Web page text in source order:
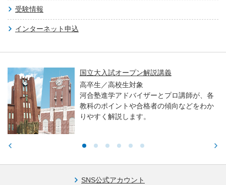
受験情報
インターネット申込
国立大入試オープン解説講義
高卒生／高校生対象
河合塾進学アドバイザーとプロ講師が、各
教科のポイントや合格者の傾向などをわか
りやすく解説します。
SNS公式アカウント